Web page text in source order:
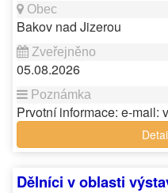
Bakov nad Jizerou
05.08.2026
Prvotní informace: e-mail:
Dělníci v oblasti